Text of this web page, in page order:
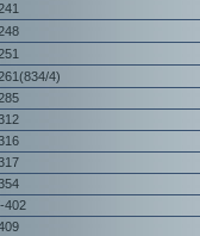
4)
402